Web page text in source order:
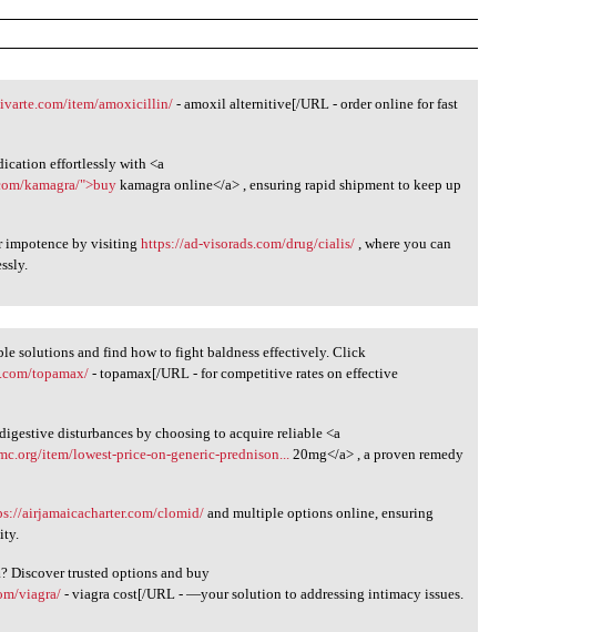
item/amoxicillin/ - amoxil alternitive[/URL - order online for fast
effortlessly with <a
kamagra/">buy kamagra online</a> , ensuring rapid shipment to keep up
impotence by visitinghttps://ad-visorads.com/drug/cialis/ , where you can
solutions and find how to fight baldness effectively. Click
topamax/ - topamax[/URL - for competitive rates on effective
disturbances by choosing to acquire reliable <a
item/lowest-price-on-generic-prednison...
20mg</a> , a proven remedy
airjamaicacharter.com/clomid/ and multiple options online, ensuring
Discover trusted options and buy
viagra/ - viagra cost[/URL - —your solution to addressing intimacy issues.